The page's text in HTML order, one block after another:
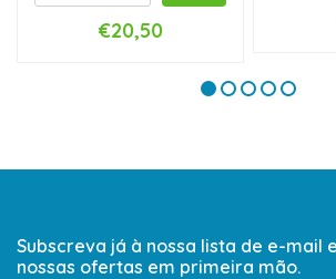
€20,50
Subscreva já à nossa lista de e-mail
nossas ofertas em primeira mão.